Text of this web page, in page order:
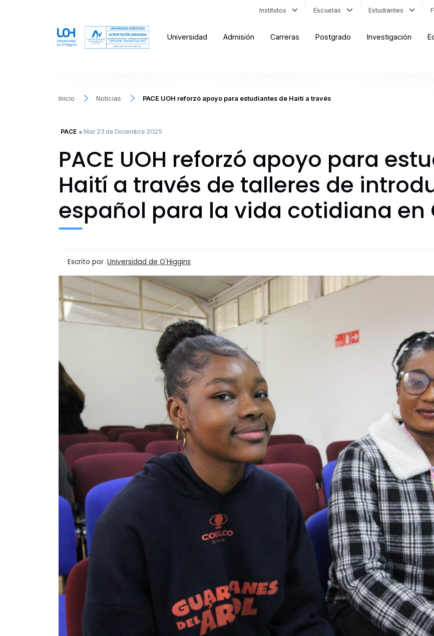
Institutos Escuelas Estudiantes
Universidad Admisión Carreras Postgrado Investigación
Inicio Noticias PACE UOH reforzó apoyo para estudiantes de Haití a través
PACE ● Mar 23 de Diciembre 2025
PACE UOH reforzó apoyo para
Haití a través de talleres de
español para la vida cotidiana en
Escrito por Universidad de O'Higgins